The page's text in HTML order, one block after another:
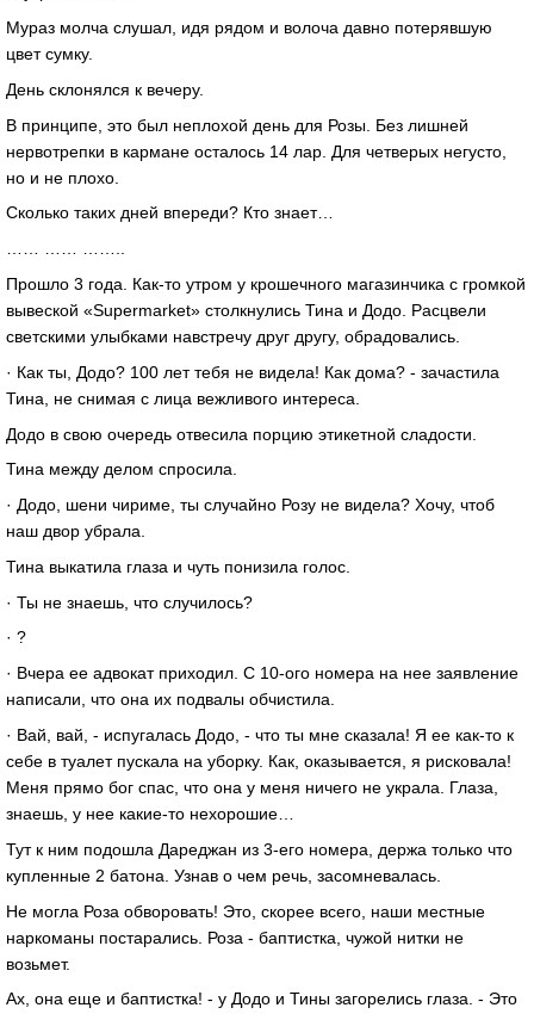
Мураз молча слушал, идя рядом и волоча давно потерявшую
цвет сумку.
День склонялся к вечеру.
В принципе, это был неплохой день для Розы. Без лишней
нервотрепки в кармане осталось 14 лар. Для четверых негусто,
но и не плохо.
Сколько таких дней впереди? Кто знает…
Прошло 3 года. Как-то утром у крошечного магазинчика с громкой
вывеской «Supermarket» столкнулись Тина и Додо. Расцвели
светскими улыбками навстречу друг другу, обрадовались.
· Как ты, Додо? 100 лет тебя не видела! Как дома? - зачастила
Тина, не снимая с лица вежливого интереса.
Додо в свою очередь отвесила порцию этикетной сладости.
Тина между делом спросила.
· Додо, шени чириме, ты случайно Розу не видела? Хочу, чтоб
наш двор убрала.
Тина выкатила глаза и чуть понизила голос.
· Ты не знаешь, что случилось?
· ?
· Вчера ее адвокат приходил. С 10-ого номера на нее заявление
написали, что она их подвалы обчистила.
· Вай, вай, - испугалась Додо, - что ты мне сказала! Я ее как-то к
себе в туалет пускала на уборку. Как, оказывается, я рисковала!
Меня прямо бог спас, что она у меня ничего не украла. Глаза,
знаешь, у нее какие-то нехорошие…
Тут к ним подошла Дареджан из 3-его номера, держа только что
купленные 2 батона. Узнав о чем речь, засомневалась.
Не могла Роза обворовать! Это, скорее всего, наши местные
наркоманы постарались. Роза - баптистка, чужой нитки не
возьмет.
Ах, она еще и баптистка! - у Додо и Тины загорелись глаза. - Это